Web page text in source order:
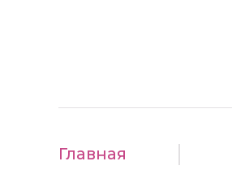
Главная